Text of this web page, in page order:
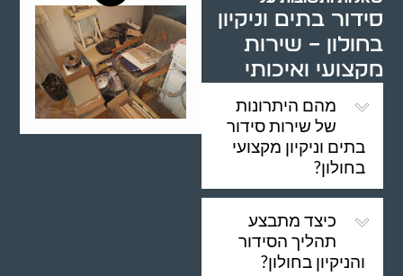
סידור בתים וניקיון
בחולון – שירות
מקצועי ואיכותי
מהם היתרונות
של שירות סידור
בתים וניקיון מקצועי
בחולון?
כיצד מתבצע
תהליך הסידור
והניקיון בחולון?